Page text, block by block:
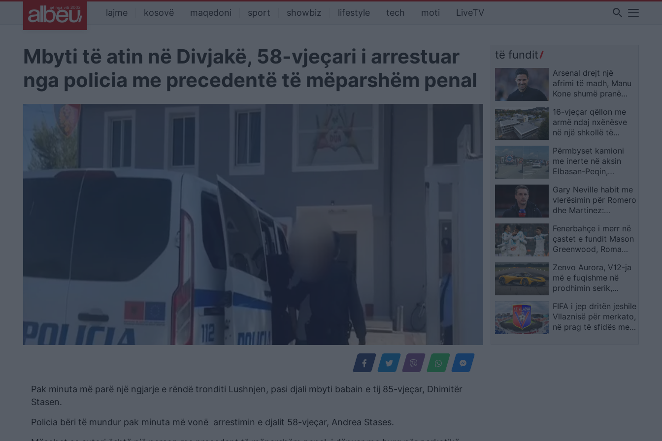
lajme kosovë maqedoni sport showbiz lifestyle tech moti LiveTV search
Mbyti të atin në Divjakë, 58-vjeçari i arrestuar
nga policia me precedentë të mëparshëm penal
Pak minuta më parë një ngjarje e rëndë tronditi Lushnjen, pasi djali mbyti babain e tij 85-vjeçar, Dhimitër
Stasen.
Policia bëri të mundur pak minuta më vonë arrestimin e djalit 58-vjeçar, Andrea Stases.
të fundit
Arsenal drejt një
afrimi të madh, Manu
Kone shumë pranë
16-vjeçar qëllon me
armë ndaj nxënësve
në një shkollë të
plagosen rëndë
Përmbyset kamioni
me inerte në aksin
Elbasan-Peqin,
shoferi, vështirësohet
trafiku
Gary Neville habit me
vlerësimin për Romero
dhe Martinez:
të mirë nga më të
këqijtë në botë”
Fenerbahçe i merr në
çastet e fundit Mason
Greenwood, Roma
anglez
Zenvo Aurora, V12-ja
më e fuqishme në
prodhimin serik,
mbi 2.8 milionë euro
FIFA i jep dritën jeshile
Vllaznisë për merkato,
në prag të sfidës me